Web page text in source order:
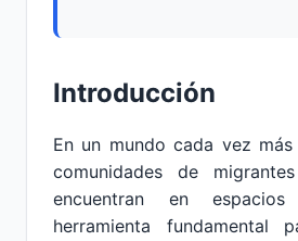
Introducción
En un mundo cada vez
comunidades de
encuentran en
herramienta fundamental